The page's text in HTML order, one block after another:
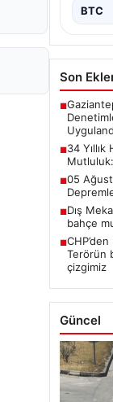
BTC
Son
■
■34
Mutluluk:
■05
■Dış
bahçe
■
Terörün
çizgimiz
Güncel